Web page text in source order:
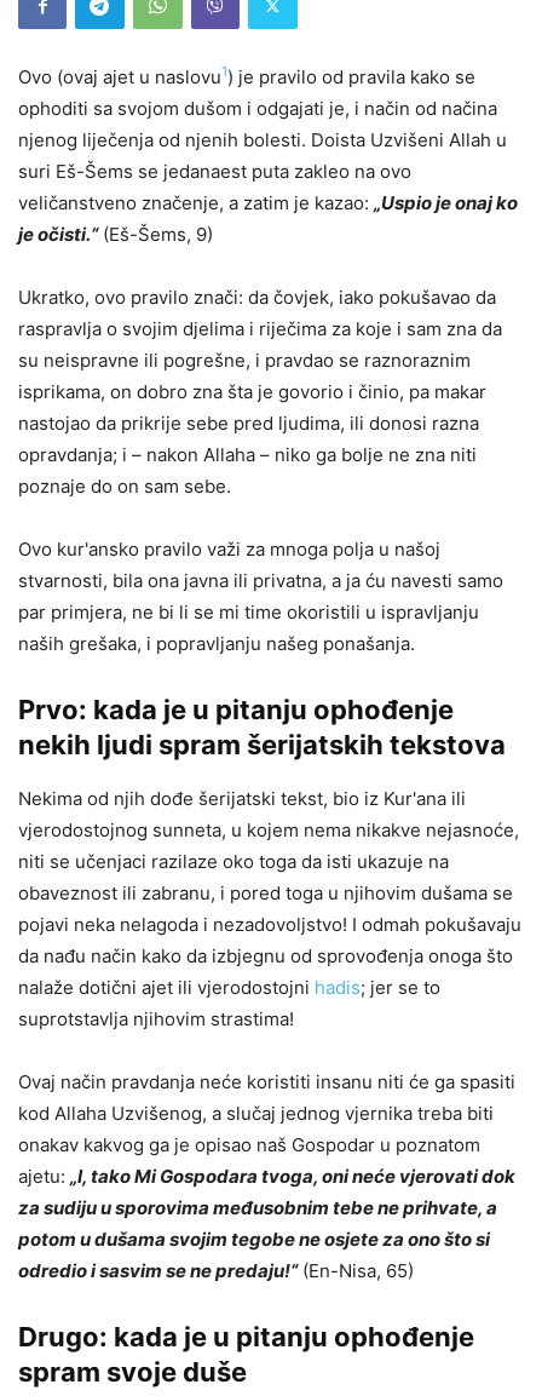
Ovo (ovaj ajet u naslovu1) je pravilo od pravila kako se
ophoditi sa svojom dušom i odgajati je, i način od načina
njenog liječenja od njenih bolesti. Doista Uzvišeni Allah u
suri Eš-Šems se jedanaest puta zakleo na ovo
veličanstveno značenje, a zatim je kazao: „Uspio je onaj ko
je očisti.“(Eš-Šems, 9)
Ukratko, ovo pravilo znači: da čovjek, iako pokušavao da
raspravlja o svojim djelima i riječima za koje i sam zna da
su neispravne ili pogrešne, i pravdao se raznoraznim
isprikama, on dobro zna šta je govorio i činio, pa makar
nastojao da prikrije sebe pred ljudima, ili donosi razna
opravdanja; i – nakon Allaha – niko ga bolje ne zna niti
poznaje do on sam sebe.
Ovo kur'ansko pravilo važi za mnoga polja u našoj
stvarnosti, bila ona javna ili privatna, a ja ću navesti samo
par primjera, ne bi li se mi time okoristili u ispravljanju
naših grešaka, i popravljanju našeg ponašanja.
Prvo: kada je u pitanju ophođenje
nekih ljudi spram šerijatskih tekstova
Nekima od njih dođe šerijatski tekst, bio iz Kur'ana ili
vjerodostojnog sunneta, u kojem nema nikakve nejasnoće,
niti se učenjaci razilaze oko toga da isti ukazuje na
obaveznost ili zabranu, i pored toga u njihovim dušama se
pojavi neka nelagoda i nezadovoljstvo! I odmah pokušavaju
da nađu način kako da izbjegnu od sprovođenja onoga što
nalaže dotični ajet ili vjerodostojni hadis; jer se to
suprotstavlja njihovim strastima!
Ovaj način pravdanja neće koristiti insanu niti će ga spasiti
kod Allaha Uzvišenog, a slučaj jednog vjernika treba biti
onakav kakvog ga je opisao naš Gospodar u poznatom
ajetu: „I, tako Mi Gospodara tvoga, oni neće vjerovati dok
za sudiju u sporovima međusobnim tebe ne prihvate, a
potom u dušama svojim tegobe ne osjete za ono što si
odredio i sasvim se ne predaju!“(En-Nisa, 65)
Drugo: kada je u pitanju ophođenje
spram svoje duše